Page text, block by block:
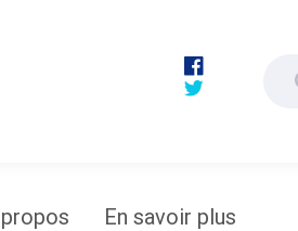
En savoir plus